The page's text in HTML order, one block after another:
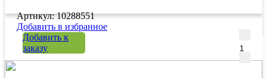
Артикул: 10288551
Добавить в избранное
Добавить к
заказу